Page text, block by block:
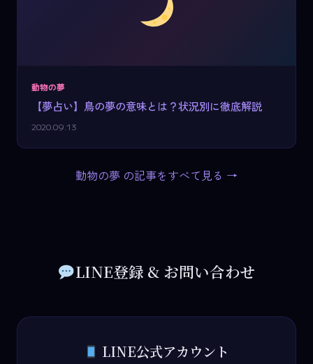
動物の夢
【夢占い】鳥の夢の意味とは？状況別に徹底解説
2020.09.13
動物の夢 の記事をすべて見る →
LINE登録 & お問い合わせ
LINE公式アカウント